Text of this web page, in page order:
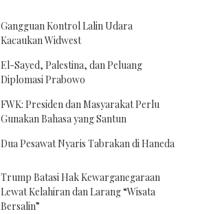
Gangguan Kontrol Lalin Udara
Kacaukan Widwest
El-Sayed, Palestina, dan Peluang
Diplomasi Prabowo
FWK: Presiden dan Masyarakat Perlu
Gunakan Bahasa yang Santun
Dua Pesawat Nyaris Tabrakan di Haneda
Trump Batasi Hak Kewarganegaraan
Lewat Kelahiran dan Larang “Wisata
Bersalin”